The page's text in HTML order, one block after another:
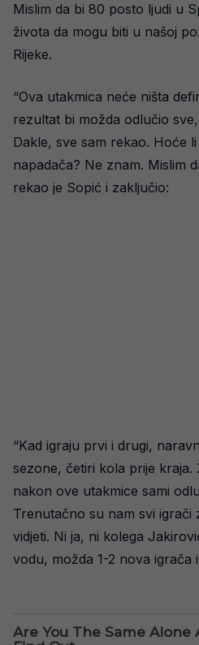
Mislim da bi 80 posto ljudi u
života da mogu biti u našoj
Rijeke.
“Ova utakmica neće ništa
rezultat bi možda odlučio
Dakle, sve sam rekao. Hoće
napadača? Ne znam. Mislim
rekao je Sopić i zaključio:
“Kad igraju prvi i drugi,
sezone, četiri kola prije kraja.
nakon ove utakmice sami
Trenutačno su nam svi igrači
vidjeti. Ni ja, ni kolega
vodu, možda 1-2 nova igrača